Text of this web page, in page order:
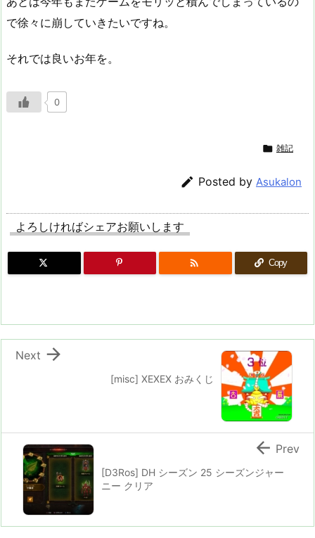
で徐々に崩していきたいですね。
それでは良いお年を。
0
 雑記
 Posted by Asukalon
よろしければシェアお願いします
 Copy
[misc] XEXEX おみくじ

Next
[D3Ros] DH シーズン 25 シーズンジャー
ニー クリア
 Prev